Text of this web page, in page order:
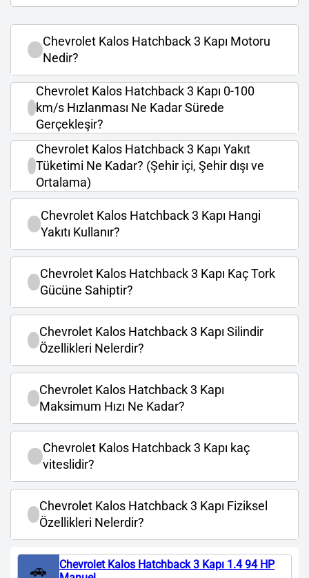
Chevrolet Kalos Hatchback 3 Kapı Motoru
Nedir?
Chevrolet Kalos Hatchback 3 Kapı 0-100
km/s Hızlanması Ne Kadar Sürede
Gerçekleşir?
Chevrolet Kalos Hatchback 3 Kapı Yakıt
Tüketimi Ne Kadar? (Şehir içi, Şehir dışı ve
Ortalama)
Chevrolet Kalos Hatchback 3 Kapı Hangi
Yakıtı Kullanır?
Chevrolet Kalos Hatchback 3 Kapı Kaç Tork
Gücüne Sahiptir?
Chevrolet Kalos Hatchback 3 Kapı Silindir
Özellikleri Nelerdir?
Chevrolet Kalos Hatchback 3 Kapı
Maksimum Hızı Ne Kadar?
Chevrolet Kalos Hatchback 3 Kapı kaç
viteslidir?
Chevrolet Kalos Hatchback 3 Kapı Fiziksel
Özellikleri Nelerdir?
🚗
Chevrolet Kalos Hatchback 3 Kapı 1.4 94 HP